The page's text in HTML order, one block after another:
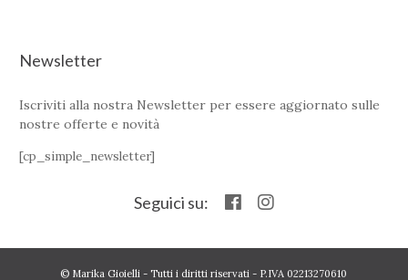
Newsletter
Iscriviti alla nostra Newsletter per essere aggiornato sulle
nostre offerte e novità
[cp_simple_newsletter]
Seguici su:
© Marika Gioielli - Tutti i diritti riservati - P.IVA 02213270610